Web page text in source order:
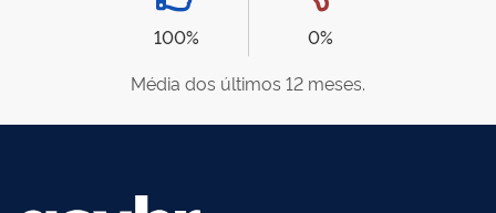
100%
0%
Média dos últimos 12 meses.